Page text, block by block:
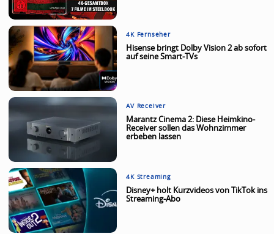
4K Fernseher
Hisense bringt Dolby Vision 2 ab sofort
auf seine Smart-TVs
AV Receiver
Marantz Cinema 2: Diese Heimkino-
Receiver sollen das Wohnzimmer
erbeben lassen
4K Streaming
Disney+ holt Kurzvideos von TikTok ins
Streaming-Abo